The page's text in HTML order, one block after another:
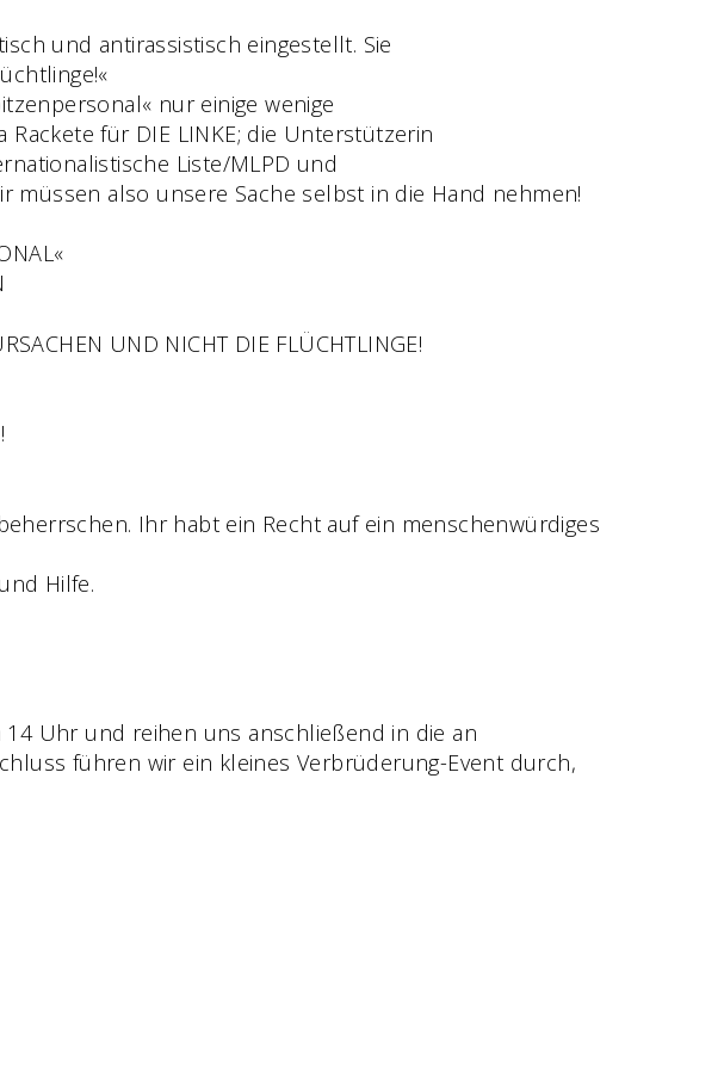
und antirassistisch eingestellt. Sie
nur einige wenige
für DIE LINKE; die Unterstützerin
Liste/MLPD und
müssen also unsere Sache selbst in die Hand nehmen!
UND NICHT DIE FLÜCHTLINGE!
Ihr habt ein Recht auf ein menschenwürdiges
Hilfe.
Uhr und reihen uns anschließend in die an
führen wir ein kleines Verbrüderung-Event durch,